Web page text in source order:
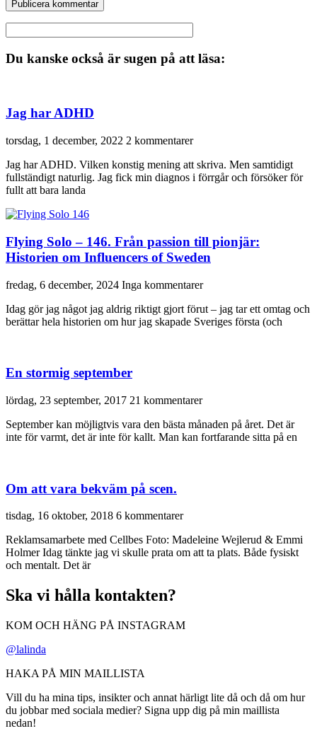
Du kanske också är sugen på att läsa:
Jag har ADHD
torsdag, 1 december, 2022 2 kommentarer
Jag har ADHD. Vilken konstig mening att skriva. Men samtidigt
fullständigt naturlig. Jag fick min diagnos i förrgår och försöker för
fullt att bara landa
Flying Solo – 146. Från passion till pionjär:
Historien om Influencers of Sweden
fredag, 6 december, 2024 Inga kommentarer
Idag gör jag något jag aldrig riktigt gjort förut – jag tar ett omtag och
berättar hela historien om hur jag skapade Sveriges första (och
En stormig september
lördag, 23 september, 2017 21 kommentarer
September kan möjligtvis vara den bästa månaden på året. Det är
inte för varmt, det är inte för kallt. Man kan fortfarande sitta på en
Om att vara bekväm på scen.
tisdag, 16 oktober, 2018 6 kommentarer
Reklamsamarbete med Cellbes Foto: Madeleine Wejlerud & Emmi
Holmer Idag tänkte jag vi skulle prata om att ta plats. Både fysiskt
och mentalt. Det är
Ska vi hålla kontakten?
KOM OCH HÄNG PÅ INSTAGRAM
@lalinda
HAKA PÅ MIN MAILLISTA
Vill du ha mina tips, insikter och annat härligt lite då och då om hur
du jobbar med sociala medier? Signa upp dig på min maillista
nedan!